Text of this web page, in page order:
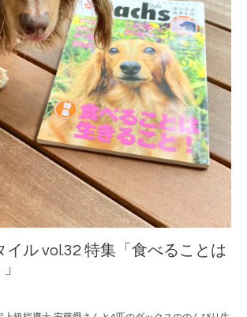
イル vol.32 特集「食べることは